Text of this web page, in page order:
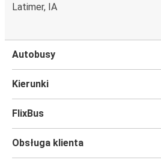
Latimer, IA
Autobusy
Kierunki
FlixBus
Obsługa klienta